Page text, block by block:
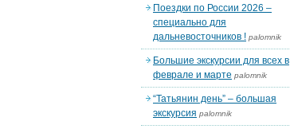
Поездки по России 2026 –
специально для
дальневосточников ! palomnik
Большие экскурсии для всех в
феврале и марте palomnik
“Татьянин день” – большая
экскурсия palomnik